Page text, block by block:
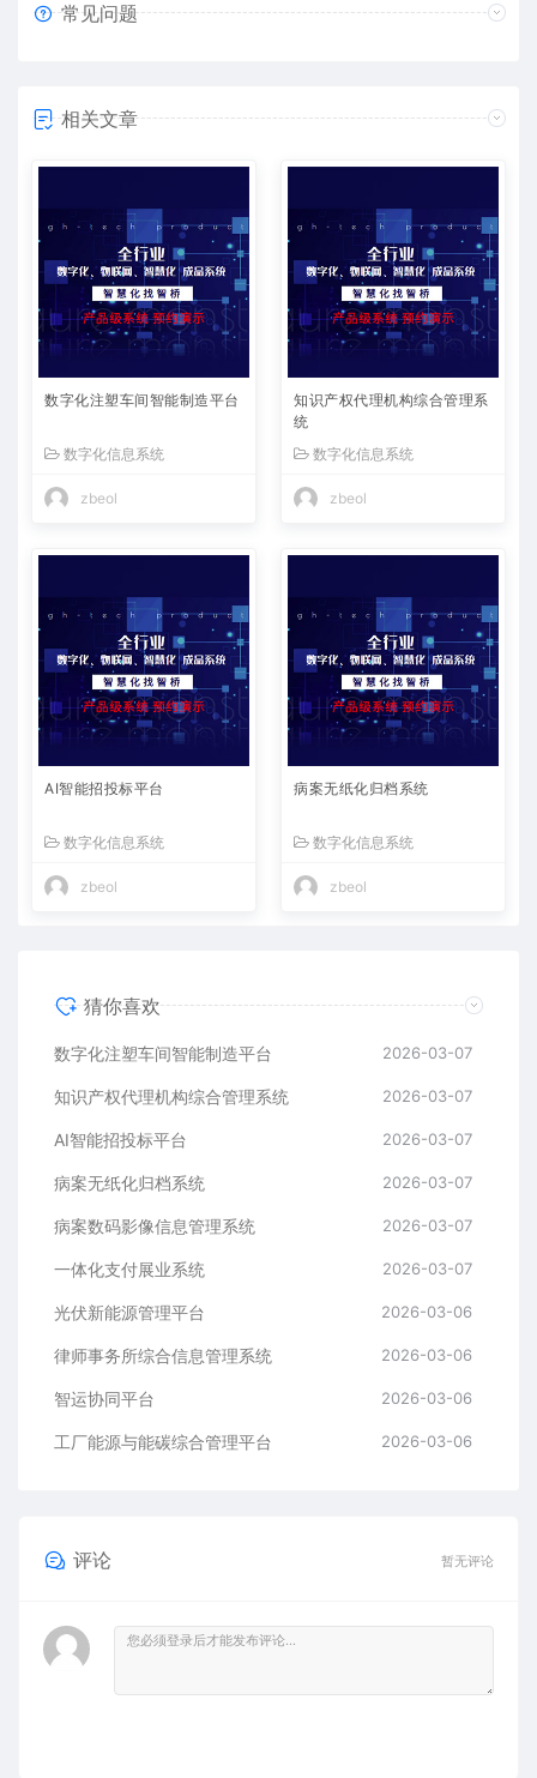
常见问题
相关文章
数字化注塑车间智能制造平台
数字化信息系统
zbeol
知识产权代理机构综合管理系
统
数字化信息系统
zbeol
AI智能招投标平台
数字化信息系统
zbeol
病案无纸化归档系统
数字化信息系统
zbeol
猜你喜欢
数字化注塑车间智能制造平台 2026-03-07
知识产权代理机构综合管理系统 2026-03-07
AI智能招投标平台 2026-03-07
病案无纸化归档系统 2026-03-07
病案数码影像信息管理系统 2026-03-07
一体化支付展业系统 2026-03-07
光伏新能源管理平台 2026-03-06
律师事务所综合信息管理系统 2026-03-06
智运协同平台 2026-03-06
工厂能源与能碳综合管理平台 2026-03-06
评论 暂无评论